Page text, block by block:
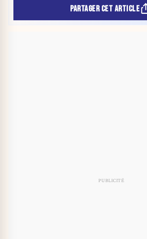
PARTAGER CET ARTICLE